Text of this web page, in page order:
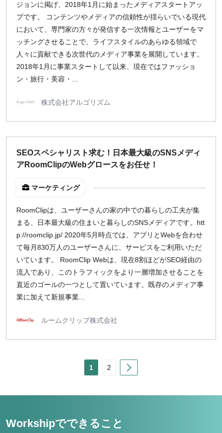
ジョンに掲げ、2018年1月に始まったメディアスタートアッ
プです。 コンテンツやメディアの信頼性が揺らいでいる現代
において、専門家の方々が発信する一次情報とユーザーをマ
ッチングさせることで、ライフスタイルのあらゆる領域で
人々に貢献できる次世代のメディア事業を展開しています。
2018年1月に事業スタートして以来、現在ではファッショ
ン・旅行・美容・...
株式会社アルゴリズム
SEOスペシャリスト求む！日本最大級のSNSメディ
アRoomClipのWebグロースをお任せ！
マーケティング
RoomClipは、ユーザーさんの家の中での暮らしの工夫が集
まる、日本最大級の住まいと暮らしのSNSメディアです。htt
p://roomclip.jp/ 2020年5月時点では、アプリとWebを合わせ
て毎月830万人のユーザーさんに、サービスをご利用いただ
いています。 RoomClip Webは、現在8割ほどがSEO経由の
流入であり、このトラフィックをより一層増加させることを
直近のゴールの一つとして置いています。既存のメディア事
業に加えて新規事業...
ルームクリップ株式会社
1 2
Workshipでできること